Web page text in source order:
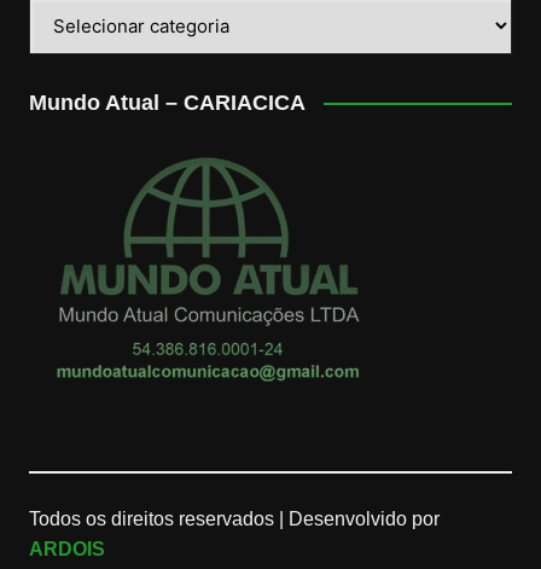
Mundo Atual – CARIACICA
Todos os direitos reservados |
Desenvolvido por
ARDOIS